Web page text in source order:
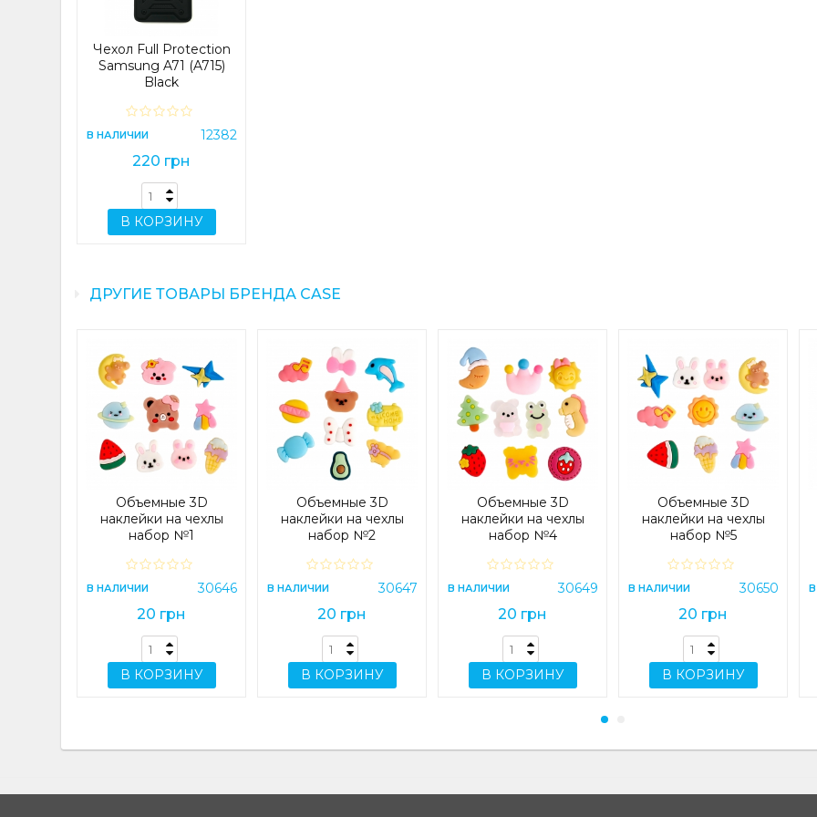
Чехол Full Protection
Samsung A71 (A715)
Black
В НАЛИЧИИ 12382
220 грн
В КОРЗИНУ
ДРУГИЕ ТОВАРЫ БРЕНДА CASE
Объемные 3D
наклейки на чехлы
набор №1
В НАЛИЧИИ 30646
20 грн
В КОРЗИНУ
Объемные 3D
наклейки на чехлы
набор №2
В НАЛИЧИИ 30647
20 грн
В КОРЗИНУ
Объемные 3D
наклейки на чехлы
набор №4
В НАЛИЧИИ 30649
20 грн
В КОРЗИНУ
Объемные 3D
наклейки на чехлы
набор №5
В НАЛИЧИИ 30650
20 грн
В КОРЗИНУ